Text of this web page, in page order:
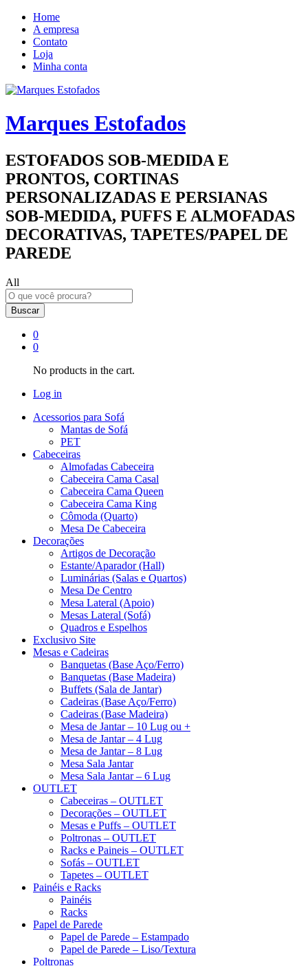
Home
A empresa
Contato
Loja
Minha conta
Marques Estofados
ESTOFADOS SOB-MEDIDA E
PRONTOS, CORTINAS
PERSONALIZADAS E PERSIANAS
SOB-MEDIDA, PUFFS E ALMOFADAS
DECORATIVAS, TAPETES/PAPEL DE
PAREDE
All
Buscar
0
0
No products in the cart.
Log in
Acessorios para Sofá
Mantas de Sofá
PET
Cabeceiras
Almofadas Cabeceira
Cabeceira Cama Casal
Cabeceira Cama Queen
Cabeceira Cama King
Cômoda (Quarto)
Mesa De Cabeceira
Decorações
Artigos de Decoração
Estante/Aparador (Hall)
Luminárias (Salas e Quartos)
Mesa De Centro
Mesa Lateral (Apoio)
Mesas Lateral (Sofá)
Quadros e Espelhos
Exclusivo Site
Mesas e Cadeiras
Banquetas (Base Aço/Ferro)
Banquetas (Base Madeira)
Buffets (Sala de Jantar)
Cadeiras (Base Aço/Ferro)
Cadeiras (Base Madeira)
Mesa de Jantar – 10 Lug ou +
Mesa de Jantar – 4 Lug
Mesa de Jantar – 8 Lug
Mesa Sala Jantar
Mesa Sala Jantar – 6 Lug
OUTLET
Cabeceiras – OUTLET
Decorações – OUTLET
Mesas e Puffs – OUTLET
Poltronas – OUTLET
Racks e Paineis – OUTLET
Sofás – OUTLET
Tapetes – OUTLET
Painéis e Racks
Painéis
Racks
Papel de Parede
Papel de Parede – Estampado
Papel de Parede – Liso/Textura
Poltronas